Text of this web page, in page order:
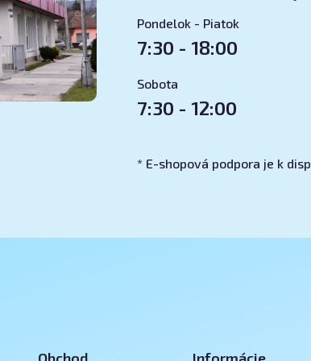
Pondelok - Piatok
7:30 - 18:00
Sobota
7:30 - 12:00
* E-shopová podpora je k
Obchod Informácie